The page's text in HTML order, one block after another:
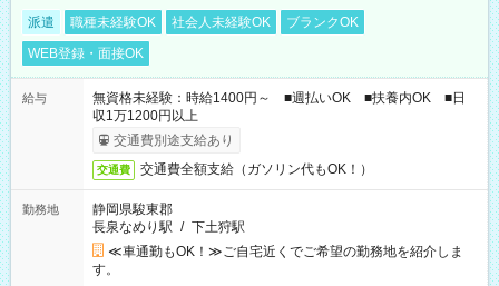
派遣 職種未経験OK 社会人未経験OK
ブランクOK
WEB登録・面接OK
給与
無資格未経験：時給1400円～ ■週払いOK ■扶養内OK ■日
収1万1200円以上
交通費別途支給あり
交通費 交通費全額支給（ガソリン代もOK！）
勤務地
静岡県駿東郡
長泉なめり駅 / 下土狩駅
≪車通勤もOK！≫ご自宅近くでご希望の勤務地を紹介しま
す。